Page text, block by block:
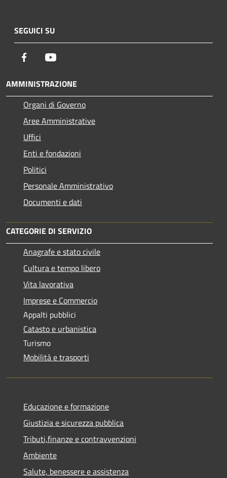
SEGUICI SU
Facebook
AMMINISTRAZIONE
Organi di Governo
Aree Amministrative
Uffici
Enti e fondazioni
Politici
Personale Amministrativo
Documenti e dati
CATEGORIE DI SERVIZIO
Anagrafe e stato civile
Cultura e tempo libero
Vita lavorativa
Imprese e Commercio
Appalti pubblici
Catasto e urbanistica
Turismo
Mobilità e trasporti
Educazione e formazione
Giustizia e sicurezza pubblica
Tributi,finanze e contravvenzioni
Ambiente
Salute, benessere e assistenza